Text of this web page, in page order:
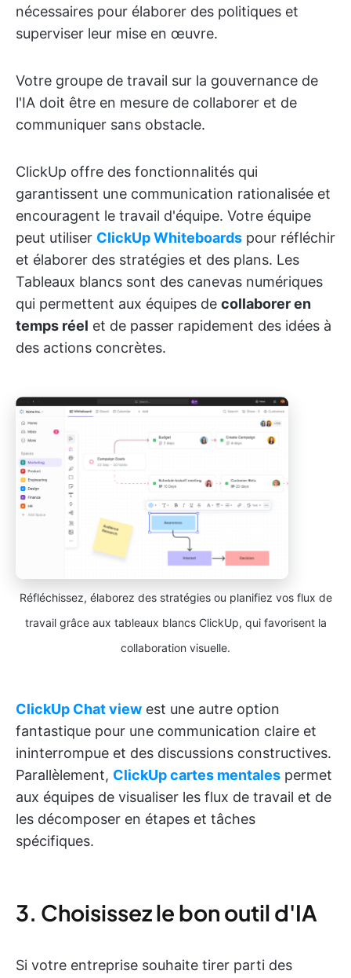
nécessaires pour élaborer des politiques et
superviser leur mise en œuvre.
Votre groupe de travail sur la gouvernance de
l'IA doit être en mesure de collaborer et de
communiquer sans obstacle.
ClickUp offre des fonctionnalités qui
garantissent une communication rationalisée et
encouragent le travail d'équipe. Votre équipe
peut utiliser ClickUp Whiteboards pour réfléchir
et élaborer des stratégies et des plans. Les
Tableaux blancs sont des canevas numériques
qui permettent aux équipes de collaborer en
temps réel et de passer rapidement des idées à
des actions concrètes.
Réfléchissez, élaborez des stratégies ou planifiez vos flux de
travail grâce aux tableaux blancs ClickUp, qui favorisent la
collaboration visuelle.
ClickUp Chat view est une autre option
fantastique pour une communication claire et
ininterrompue et des discussions constructives.
Parallèlement, ClickUp cartes mentales permet
aux équipes de visualiser les flux de travail et de
les décomposer en étapes et tâches
spécifiques.
3. Choisissez le bon outil d'IA
Si votre entreprise souhaite tirer parti des